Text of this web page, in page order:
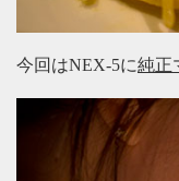
今回はNEX-5に純正